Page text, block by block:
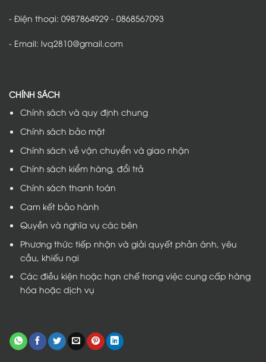
- Điện thoại: 0987864929 - 0868567093
- Email: lvq2810@gmail.com
CHÍNH SÁCH
Chính sách và quy định chung
Chính sách bảo mật
Chính sách về vận chuyển và giao nhận
Chính sách kiểm hàng, đổi trả
Chính sách thanh toán
Cam kết bảo hành
Quyền và nghĩa vụ các bên
Phương thức tiếp nhận và giải quyết phản ánh, yêu
cầu, khiếu nại
Các điều kiện hoặc hạn chế trong việc cung cấp hàng
hóa hoặc dịch vụ